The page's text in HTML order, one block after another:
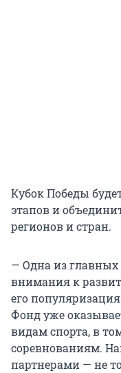
Кубок Победы
этапов и
регионов и стран.
— Одна из
внимания к
его
Фонд уже
видам спорта, в
соревнованиям.
партнерами — не